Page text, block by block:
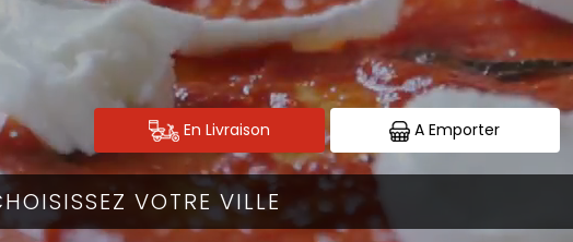
En Livraison A Emporter